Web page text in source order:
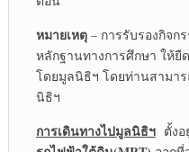
หมายเหตุ– การรับรองกิจก
หลักฐานทางการศึกษา ให้ยื
โดยมูลนิธิฯ โดยท่านสามา
นิธิฯ
การเดินทางไปมูลนิธิฯตั้งอ